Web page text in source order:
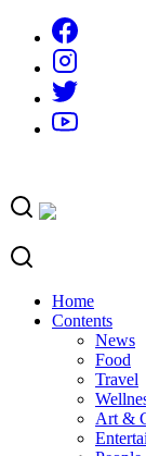
content
Home
Contents
News
Food
Travel
Art &